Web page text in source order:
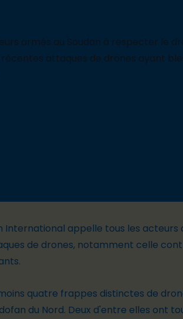
armés au Soudan à respecter le
récentes attaques de drones ayant
International appelle tous les
de drones, notamment celle
quatre frappes distinctes de
du Nord. Deux d'entre elles ont